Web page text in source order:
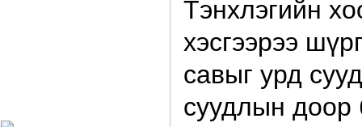
Тэнхлэгийн
хэсгээрээ
савыг урд
суудлын доор